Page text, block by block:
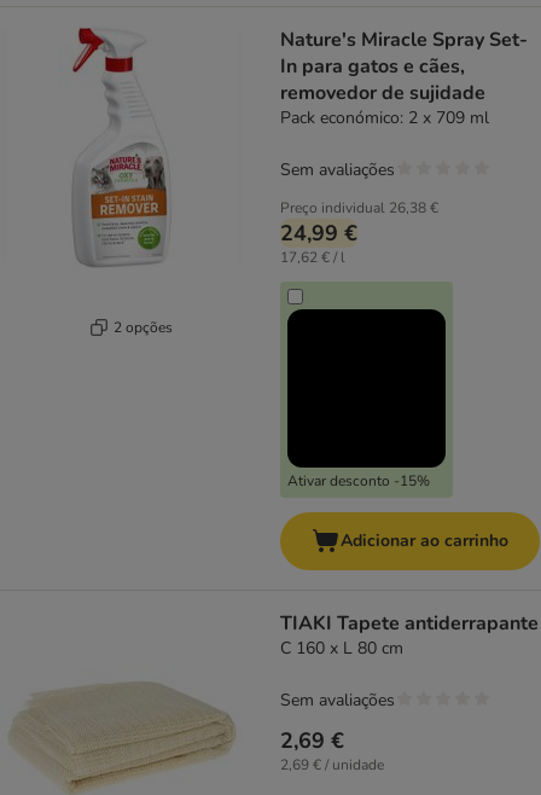
2 opções
Nature's Miracle Spray Set-
In para gatos e cães,
removedor de sujidade
Pack económico: 2 x 709 ml
Preço individual 26,38 €
24,99 €
17,62 € / l
Ativar desconto -15%
Sem avaliações
Adicionar ao carrinho
TIAKI Tapete antiderrapante
C 160 x L 80 cm
2,69 €
2,69 € / unidade
Sem avaliações